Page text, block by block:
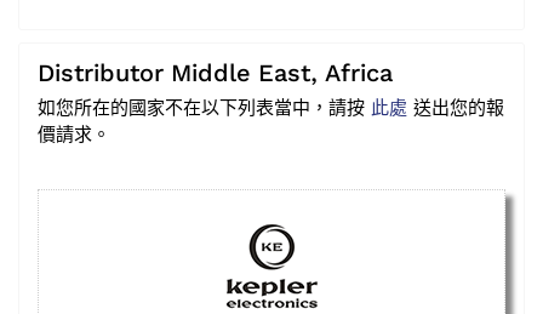
Distributor Middle East, Africa
如您所在的國家不在以下列表當中，請按 此處 送出您的報
價請求。